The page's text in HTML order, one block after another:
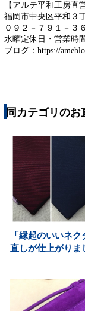
【アルテ平和工房直
福岡市中央区平和３
０９２－７９１－３
水曜定休日・営業時
ブログ：https://
同カテゴリのお
「縁起のいいネ
直しが仕上がりま